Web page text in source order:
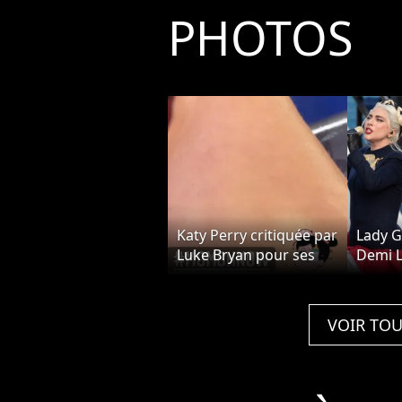
PHOTOS
Katy Perry critiquée par
Luke Bryan pour ses
Lady
Demi
ont
Biden
VOIR